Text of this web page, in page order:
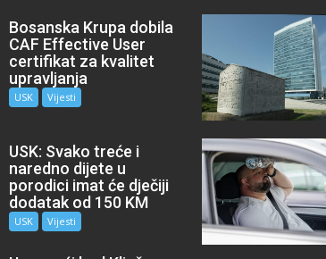
Bosanska Krupa dobila
CAF Effective User
certifikat za kvalitet
upravljanja
USK Vijesti
USK: Svako treće i
naredno dijete u
porodici imat će dječiji
dodatak od 150 KM
USK Vijesti